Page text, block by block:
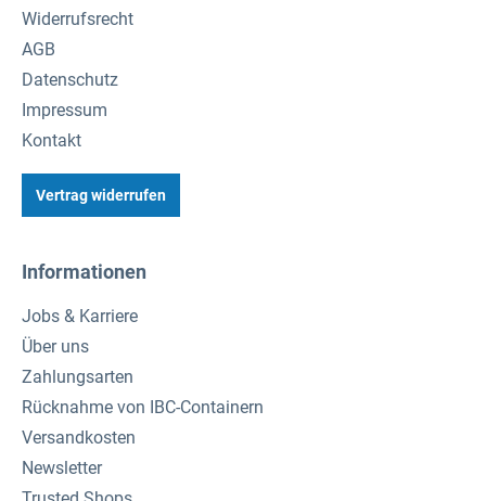
Widerrufsrecht
AGB
Datenschutz
Impressum
Kontakt
Vertrag widerrufen
Informationen
Jobs & Karriere
Über uns
Zahlungsarten
Rücknahme von IBC-Containern
Versandkosten
Newsletter